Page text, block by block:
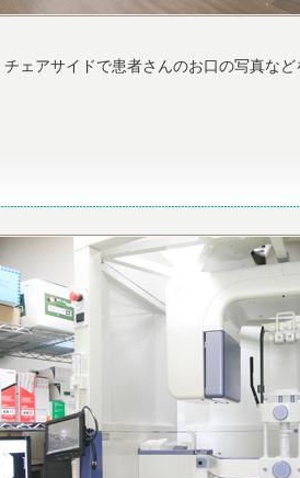
ェアサイドで患者さんのお口の写真な